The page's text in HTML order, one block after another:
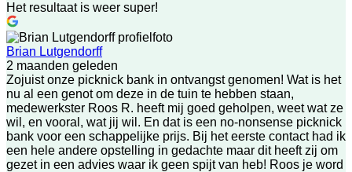
Het resultaat is weer super!
Brian Lutgendorff
2 maanden geleden
Zojuist onze picknick bank in ontvangst genomen! Wat is het
nu al een genot om deze in de tuin te hebben staan,
medewerkster Roos R. heeft mij goed geholpen, weet wat ze
wil, en vooral, wat jij wil. En dat is een no-nonsense picknick
bank voor een schappelijke prijs. Bij het eerste contact had ik
een hele andere opstelling in gedachte maar dit heeft zij om
gezet in een advies waar ik geen spijt van heb! Roos je word